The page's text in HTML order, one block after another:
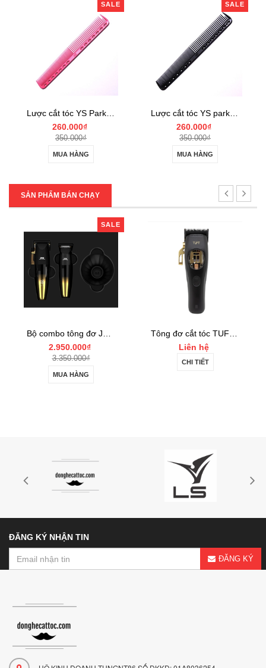
SALE
Lược cắt tóc YS Park YS-339 pink
260.000₫
350.000₫
MUA HÀNG
SALE
Lược cắt tóc YS park YS-339 carbon
260.000₫
350.000₫
MUA HÀNG
SẢN PHẨM BÁN CHẠY
SALE
Bộ combo tông đơ JRL FF2020 Limited Gold Collection Gold Clipper và Trimmer Set
2.950.000₫
3.350.000₫
MUA HÀNG
Tông đơ cắt tóc TUFT Vista-C Professional
Liên hệ
CHI TIẾT
ĐĂNG KÝ NHẬN TIN
ĐĂNG KÝ